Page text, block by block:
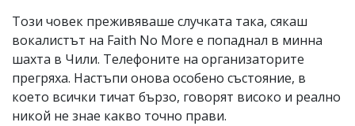
Този човек преживяваше случката така, сякаш
вокалистът на Faith No More е попаднал в минна
шахта в Чили. Телефоните на организаторите
прегряха. Настъпи онова особено състояние, в
което всички тичат бързо, говорят високо и реално
никой не знае какво точно прави.